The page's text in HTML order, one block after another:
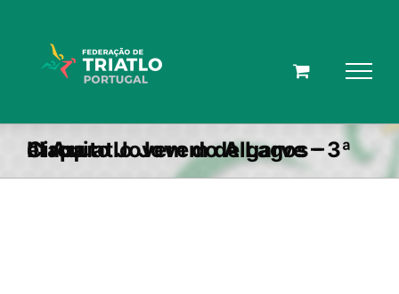
III Aquatlo Jovem de Lagos – Circuito Jovem do Algarve – 3ª etapa